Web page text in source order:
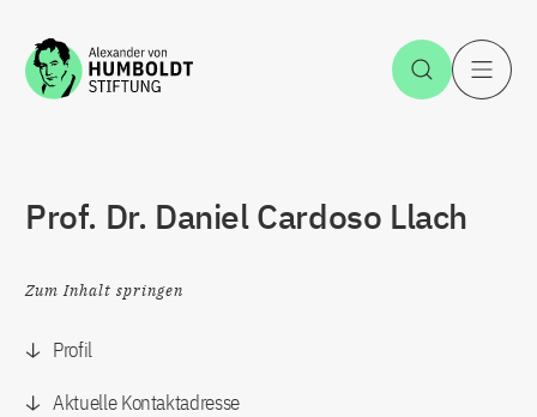
Zum Inhalt springen Suche
Prof. Dr. Daniel Cardoso Llach
Zum Inhalt springen
Profil
Aktuelle Kontaktadresse